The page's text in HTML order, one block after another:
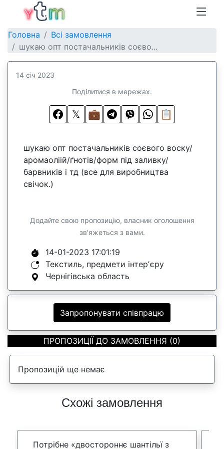
Головна
Всі замовлення
шукаю опт постачальників соєво...
14 січ 2023
Поділитися в мережах:
𝕏 💼 📋
шукаю опт постачальників соєвого воску/
аромаоліій/ґнотів/форм під заливку/
барвників і тд (все для виробництва
свічок.)
Додайте свою пропозицію, власник оголошення
зв'яжеться з вами.
14-01-2023 17:01:19
Текстиль, предмети інтерʼєру
Чернігівська область
Запропонувати співпрацю
ПРОПОЗИЦІЇ ДО ЗАМОВЛЕННЯ (0)
Пропозицій ще немає
Схожі замовлення
Потрібне «двостороннє шантільї з